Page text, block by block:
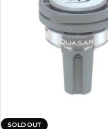
SOLD OUT